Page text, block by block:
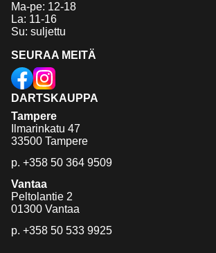
DARTSKAUPPA
Tampere
Ilmarinkatu 47
33500 Tampere
p. +358 50 364 9509
Vantaa
Peltolantie 2
01300 Vantaa
p. +358 50 533 9925
SEURAA MEITÄ
Ma-pe: 12-18
La: 11-16
Su: suljettu